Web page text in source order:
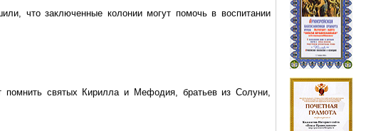
что заключенные колонии могут помочь в воспитании
помнить святых Кирилла и Мефодия, братьев из Солуни,